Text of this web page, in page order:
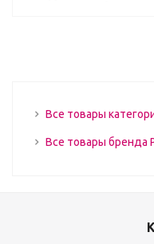
Все товары
Все товары бренда